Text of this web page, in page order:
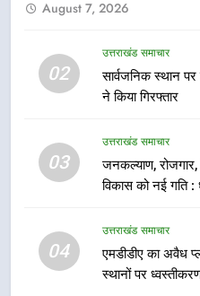
August 7, 2026
02
उत्तराखंड समाचार
सार्वजनिक स्थान
ने किया गिरफ्तार
03
उत्तराखंड समाचार
जनकल्याण,
विकास को नई गति
04
उत्तराखंड समाचार
एमडीडीए का अवैध
स्थानों पर
का गठन
उत्तराखंड
देना
वाले
भर्ती
उत्तराखंड
दिल्ली-
12